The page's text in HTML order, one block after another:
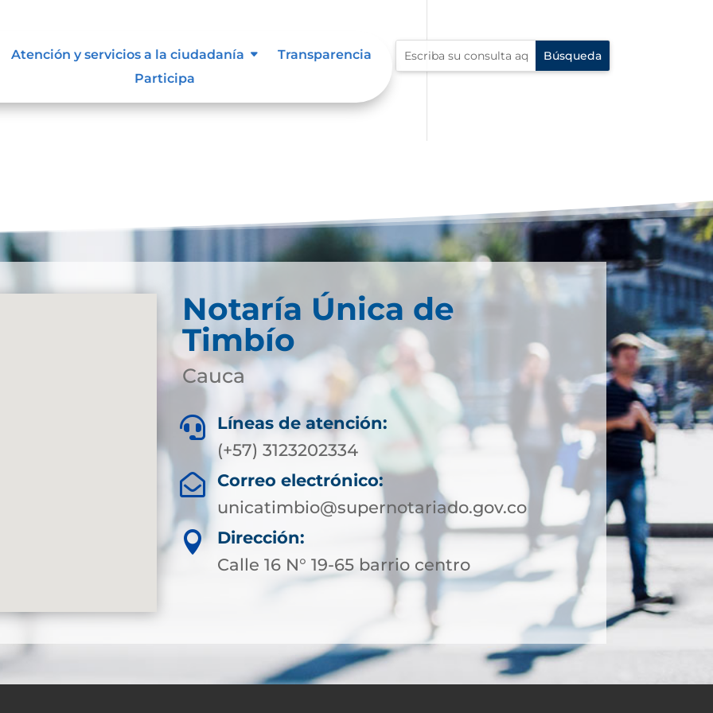
Atención y servicios a la ciudadanía
Transparencia
Participa
Notaría Única de
Timbío
Cauca

Líneas de atención:
(+57) 3123202334

Correo electrónico:
unicatimbio@supernotariado.gov.co

Dirección:
Calle 16 N° 19-65 barrio centro